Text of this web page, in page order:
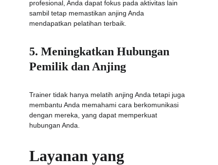
profesional, Anda dapat fokus pada aktivitas lain
sambil tetap memastikan anjing Anda
mendapatkan pelatihan terbaik.
5. Meningkatkan Hubungan
Pemilik dan Anjing
Trainer tidak hanya melatih anjing Anda tetapi juga
membantu Anda memahami cara berkomunikasi
dengan mereka, yang dapat memperkuat
hubungan Anda.
Layanan yang